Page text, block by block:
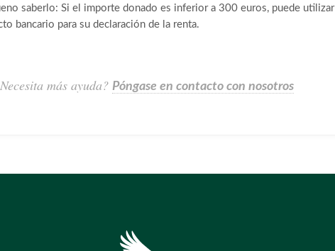
saberlo: Si el importe donado es inferior a 300 euros, puede
bancario para su declaración de la renta.
más ayuda? Póngase en contacto con nosotros